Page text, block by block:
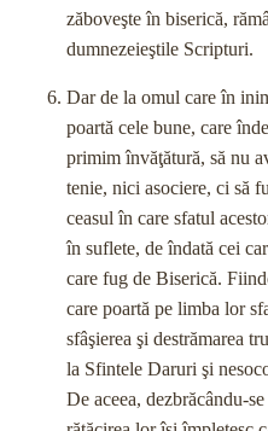
zăboveşte în bise­rică,
dumnezeieştile Scripturi.
Dar de la omul care în
poartă cele bune, care
primim învăţătură, să nu
tenie, nici asociere, ci să
ceasul în care sfatul
în su­flete, de îndată cei
care fug de Biserică.
care poartă pe limba lor
sfâ­şierea şi destrămarea
la Sfintele Daruri şi
De aceea, dezbrăcându-